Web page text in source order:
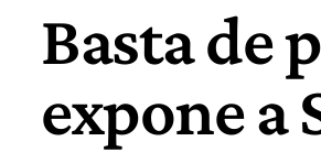
Basta de
expone a